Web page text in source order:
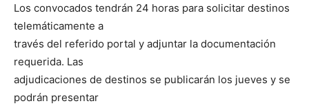
Los convocados tendrán 24 horas para solicitar destinos
telemáticamente a
través del referido portal y adjuntar la documentación
requerida. Las
adjudicaciones de destinos se publicarán los jueves y se
podrán presentar